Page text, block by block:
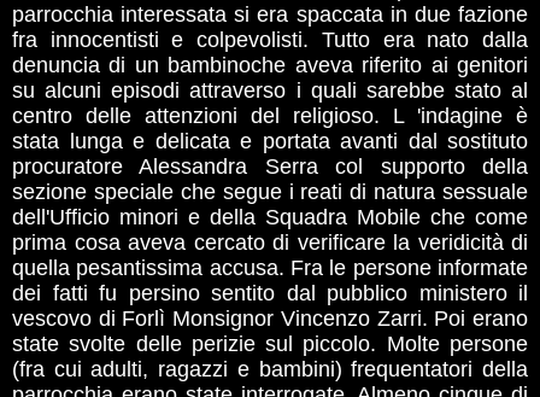
parrocchia interessata si era spaccata in due fazione
fra innocentisti e colpevolisti. Tutto era nato dalla
denuncia di un bambinoche aveva riferito ai genitori
su alcuni episodi attraverso i quali sarebbe stato al
centro delle attenzioni del religioso. L 'indagine è
stata lunga e delicata e portata avanti dal sostituto
procuratore Alessandra Serra col supporto della
sezione speciale che segue i reati di natura sessuale
dell'Ufficio minori e della Squadra Mobile che come
prima cosa aveva cercato di verificare la veridicità di
quella pesantissima accusa. Fra le persone informate
dei fatti fu persino sentito dal pubblico ministero il
vescovo di Forlì Monsignor Vincenzo Zarri. Poi erano
state svolte delle perizie sul piccolo. Molte persone
(fra cui adulti, ragazzi e bambini) frequentatori della